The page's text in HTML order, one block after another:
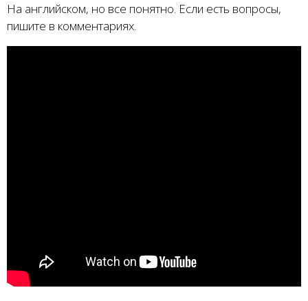
На английском, но все понятно. Если есть вопросы,
пишите в комментариях.